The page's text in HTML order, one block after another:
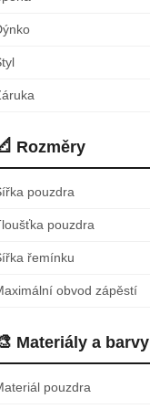
Rozměry
pouzdra
pouzdra
řemínku
obvod zápěstí
Materiály a barvy
pouzdra